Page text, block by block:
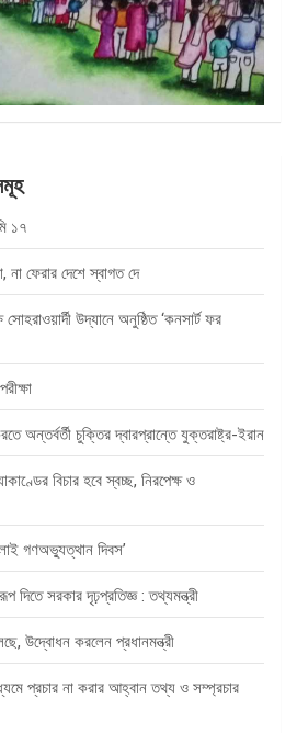
১৭
ফেরার দেশে স্বাগত দে
উদ্যানে অনুষ্ঠিত ‘কনসার্ট ফর
অন্তর্বর্তী চুক্তির দ্বারপ্রান্তে যুক্তরাষ্ট্র-ইরান
বিচার হবে স্বচ্ছ, নিরপেক্ষ ও
গণঅভ্যুত্থান দিবস’
দিতে সরকার দৃঢ়প্রতিজ্ঞ : তথ্যমন্ত্রী
উদ্বোধন করলেন প্রধানমন্ত্রী
প্রচার না করার আহ্বান তথ্য ও সম্প্রচার